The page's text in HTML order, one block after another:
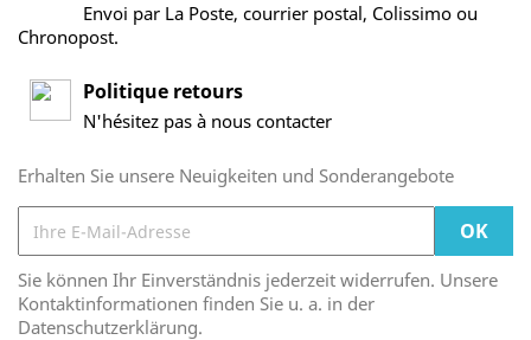
Envoi par La Poste, courrier postal, Colissimo ou
Chronopost.
Politique retours
N'hésitez pas à nous contacter
Erhalten Sie unsere Neuigkeiten und Sonderangebote
Sie können Ihr Einverständnis jederzeit widerrufen. Unsere
Kontaktinformationen finden Sie u. a. in der
Datenschutzerklärung.